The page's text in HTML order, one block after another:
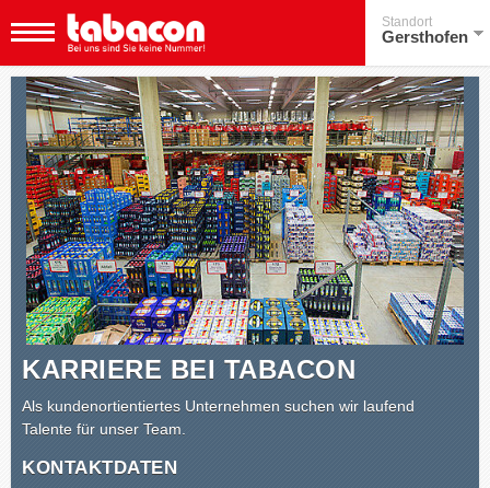
Standort
Gersthofen
KARRIERE BEI TABACON
Als kundenortientiertes Unternehmen suchen wir laufend
Talente für unser Team.
KONTAKTDATEN